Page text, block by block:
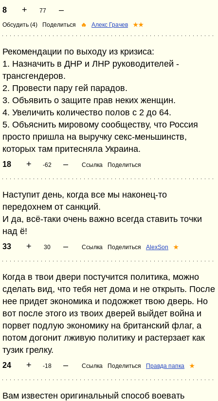
8 + 77 –
Обсудить (4) Поделиться 🔥 Алекс Грачев ★★
Рекомендации по выходу из кризиса:
1. Назначить в ДНР и ЛНР руководителей -
трансгендеров.
2. Провести пару гей парадов.
3. Объявить о защите прав неких женщин.
4. Увеличить количество полов с 2 до 64.
5. Объяснить мировому сообществу, что Россия
просто пришла на выручку секс-меньшинств,
которых там притесняла Украина.
18 + -62 – Ссылка Поделиться
Наступит день, когда все мы наконец-то
передохнем от санкций.
И да, всё-таки очень важно всегда ставить точки
над ё!
33 + 30 – Ссылка Поделиться AlexSon ★
Когда в твои двери постучится политика, можно
сделать вид, что тебя нет дома и не открыть. После
нее придет экономика и подожжет твою дверь. Но
вот после этого из твоих дверей выйдет война и
порвет подлую экономику на британский флаг, а
потом догонит лживую политику и растерзает как
тузик грелку.
24 + -18 – Ссылка Поделиться Правда папка ★
Вам известен оригинальный способ воевать